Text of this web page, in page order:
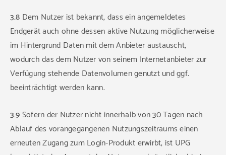
3.8 Dem Nutzer ist bekannt, dass ein angemeldetes
Endgerät auch ohne dessen aktive Nutzung möglicherweise
im Hintergrund Daten mit dem Anbieter austauscht,
wodurch das dem Nutzer von seinem Internetanbieter zur
Verfügung stehende Datenvolumen genutzt und ggf.
beeinträchtigt werden kann.
3.9Sofern der Nutzer nicht innerhalb von 30 Tagen nach
Ablauf des vorangegangenen Nutzungszeitraums einen
erneuten Zugang zum Login-Produkt erwirbt, ist UPG